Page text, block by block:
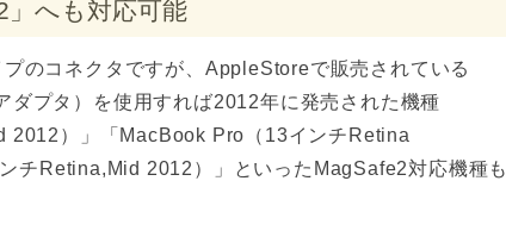
」へも対応可能
のコネクタですが、AppleStoreで販売されている
ダプタ）を使用すれば2012年に発売された機種
2012）」「MacBook Pro（13インチRetina
チRetina,Mid 2012）」といったMagSafe2対応機種も